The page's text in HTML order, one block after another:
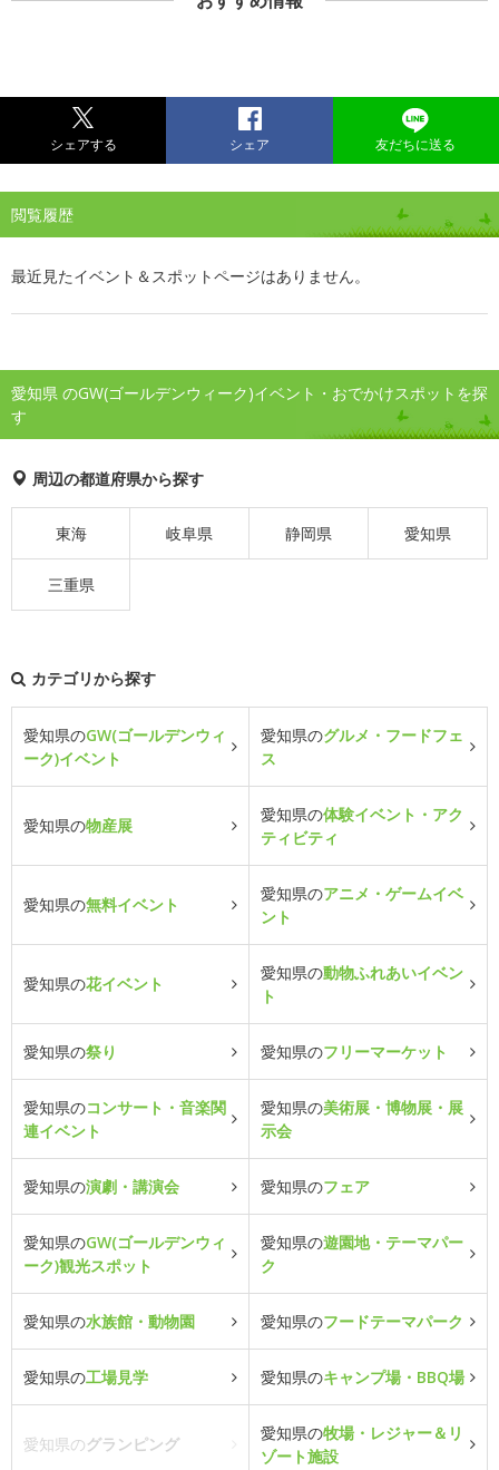
シェアする シェア 友だちに送る
閲覧履歴
最近見たイベント＆スポットページはありません。
愛知県 のGW(ゴールデンウィーク)イベント・おでかけスポットを探
す
周辺の都道府県から探す
東海 岐阜県 静岡県 愛知県
三重県
カテゴリから探す
愛知県のGW(ゴールデンウィ
ーク)イベント
愛知県のグルメ・フードフェ
ス
愛知県の物産展
愛知県の体験イベント・アク
ティビティ
愛知県の無料イベント
愛知県のアニメ・ゲームイベ
ント
愛知県の花イベント
愛知県の動物ふれあいイベン
ト
愛知県の祭り 愛知県のフリーマーケット
愛知県のコンサート・音楽関
連イベント
愛知県の美術展・博物展・展
示会
愛知県の演劇・講演会 愛知県のフェア
愛知県のGW(ゴールデンウィ
ーク)観光スポット
愛知県の遊園地・テーマパー
ク
愛知県の水族館・動物園 愛知県のフードテーマパーク
愛知県の工場見学 愛知県のキャンプ場・BBQ場
愛知県のグランピング
愛知県の牧場・レジャー＆リ
ゾート施設